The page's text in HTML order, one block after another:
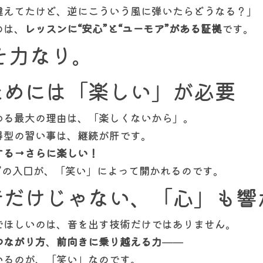
てたけど、逆にこういう風に弾いたらどうなる？」
、
レッスンに“安心”と“ユーモア”がある証拠です。
なり。
には「楽しい」が必要
最大の理由は、「楽しくないから」。
の習い事は、継続が肝です。
→さらに楽しい！
入口が、「笑い」によって開かれるのです。
けじゃない、「心」も
しいのは、音を出す技術だけではありません。
がり方、 前向きに乗り越える力——
のが、「笑い」なのです。